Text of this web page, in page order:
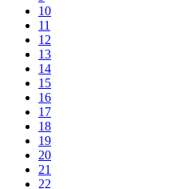
10
11
12
13
14
15
16
17
18
19
20
21
22